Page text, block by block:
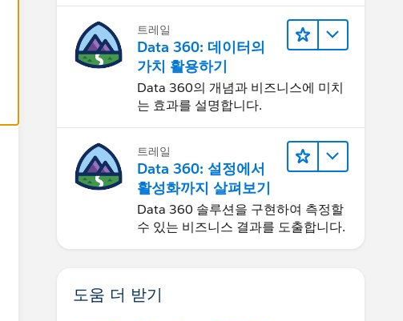
트레일
Data 360: 데이터의
가치 활용하기
Data 360의 개념과 비즈니스에 미치
는 효과를 설명합니다.
트레일
Data 360: 설정에서
활성화까지 살펴보기
Data 360 솔루션을 구현하여 측정할
수 있는 비즈니스 결과를 도출합니다.
도움 더 받기